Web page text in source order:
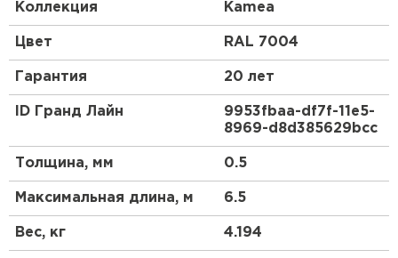
Металлочерепица Kamea (Камея) - это
современный премиум-класс, самое стильное
решение для Вашей кровли.
Металлочерепица Kamea (Камея) изготавливается
на европейском оборудовании только из
лучших покрытиях Grand Line.
Коллекция Kamea
Цвет RAL 7004
Гарантия 20 лет
ID Гранд Лайн
9953fbaa-df7f-11e5-
8969-d8d385629bcc
Толщина, мм 0.5
Максимальная длина, м 6.5
Вес, кг 4.194